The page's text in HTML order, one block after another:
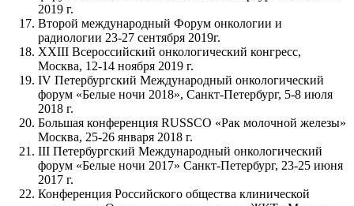
2019 г.
Второй международный Форум онкологии и
радиологии 23-27 сентября 2019г.
XXIII Всероссийский онкологический конгресс,
Москва, 12-14 ноября 2019 г.
IV Петербургский Международный онкологический
форум «Белые ночи 2018», Санкт-Петербург, 5-8 июля
2018 г.
Большая конференция RUSSCO «Рак молочной железы»
Москва, 25-26 января 2018 г.
III Петербургский Международный онкологический
форум «Белые ночи 2017» Санкт-Петербург, 23-25 июня
2017 г.
Конференция Российского общества клинической